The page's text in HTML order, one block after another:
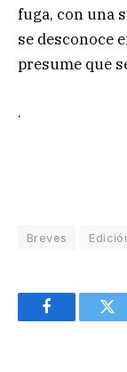
fuga, con una
se desconoce
presume que
.
Breves
Facebook